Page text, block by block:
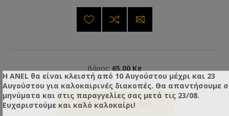
Βάρος: 65,00 Kg
Τεμάχια / Πακέτο: 1
Ρωτήστε μας για τιμή
Η ANEL θα είναι κλειστή από 10 Αυγούστου μέχρι και 23
Αυγούστου για καλοκαιρινές διακοπές. Θα απαντήσουμε
μηνύματα και στις παραγγελίες σας μετά τις 23/08.
Ευχαριστούμε και καλό καλοκαίρι!